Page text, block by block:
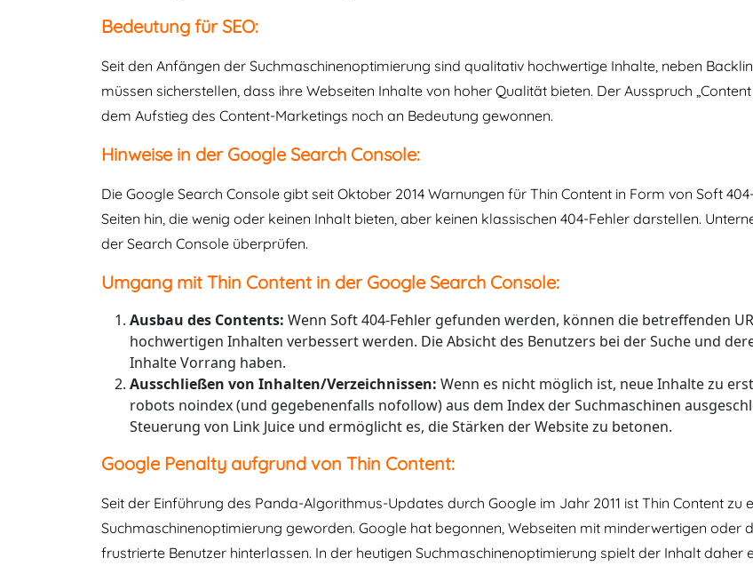
Bedeutung für SEO:
Seit den Anfängen der Suchmaschinenoptimierung sind qualitativ hochwertige Inhalte, neben
müssen sicherstellen, dass ihre Webseiten Inhalte von hoher Qualität bieten. Der Ausspruch
dem Aufstieg des Content-Marketings noch an Bedeutung gewonnen.
Hinweise in der Google Search Console:
Die Google Search Console gibt seit Oktober 2014 Warnungen für Thin Content in Form von Soft
Seiten hin, die wenig oder keinen Inhalt bieten, aber keinen klassischen 404-Fehler darstellen.
der Search Console überprüfen.
Umgang mit Thin Content in der Google Search Console:
Ausbau des Contents: Wenn Soft 404-Fehler gefunden werden, können die betreffenden
hochwertigen Inhalten verbessert werden. Die Absicht des Benutzers bei der Suche und
Inhalte Vorrang haben.
Ausschließen von Inhalten/Verzeichnissen: Wenn es nicht möglich ist, neue Inhalte zu
robots noindex (und gegebenenfalls nofollow) aus dem Index der Suchmaschinen
Steuerung von Link Juice und ermöglicht es, die Stärken der Website zu betonen.
Google Penalty aufgrund von Thin Content:
Seit der Einführung des Panda-Algorithmus-Updates durch Google im Jahr 2011 ist Thin Content zu
Suchmaschinenoptimierung geworden. Google hat begonnen, Webseiten mit minderwertigen oder
frustrierte Benutzer hinterlassen. In der heutigen Suchmaschinenoptimierung spielt der Inhalt daher